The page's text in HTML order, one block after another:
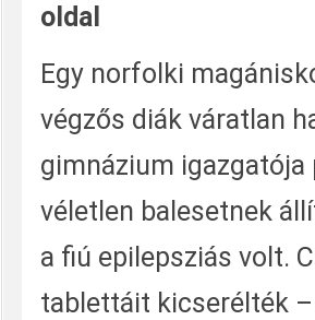
oldal
Egy norfolki
végzős diák váratlan
gimnázium
véletlen balesetnek
a fiú epilepsziás volt.
tablettáit kicserélték